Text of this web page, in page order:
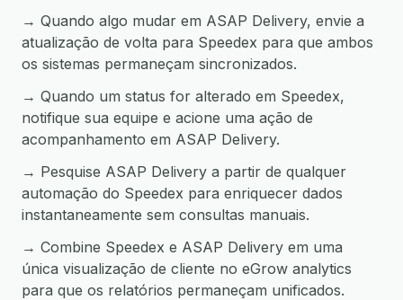
→ Quando algo mudar em ASAP Delivery, envie a
atualização de volta para Speedex para que ambos
os sistemas permaneçam sincronizados.
→ Quando um status for alterado em Speedex,
notifique sua equipe e acione uma ação de
acompanhamento em ASAP Delivery.
→ Pesquise ASAP Delivery a partir de qualquer
automação do Speedex para enriquecer dados
instantaneamente sem consultas manuais.
→ Combine Speedex e ASAP Delivery em uma
única visualização de cliente no eGrow analytics
para que os relatórios permaneçam unificados.